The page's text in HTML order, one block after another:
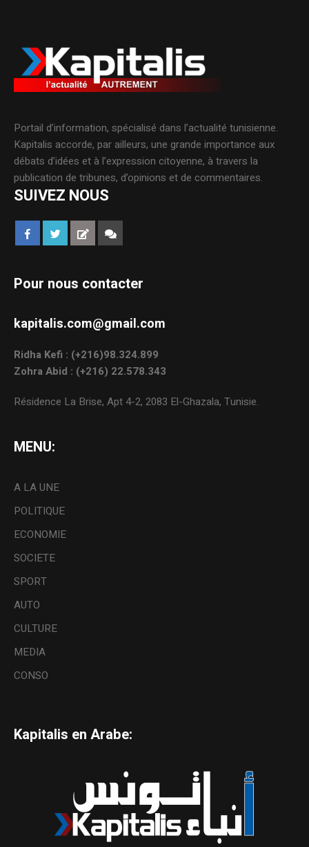
Portail d’information, spécialisé dans l’actualité tunisienne.
Kapitalis accorde, par ailleurs, une grande importance aux
débats d’idées et à l’expression citoyenne, à travers la
publication de tribunes, d’opinions et de commentaires.
SUIVEZ NOUS
Pour nous contacter
kapitalis.com@gmail.com
Ridha Kefi : (+216)98.324.899
Zohra Abid : (+216) 22.578.343
Résidence La Brise, Apt 4-2, 2083 El-Ghazala, Tunisie.
MENU:
A LA UNE
POLITIQUE
ECONOMIE
SOCIETE
SPORT
AUTO
CULTURE
MEDIA
CONSO
Kapitalis en Arabe: